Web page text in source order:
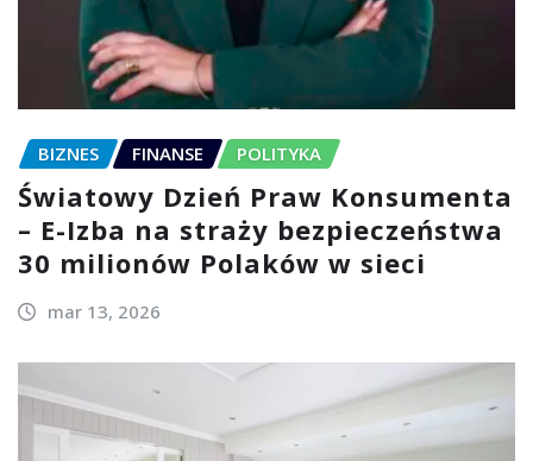
BIZNES FINANSE POLITYKA
Światowy Dzień Praw Konsumenta
– E-Izba na straży bezpieczeństwa
30 milionów Polaków w sieci
mar 13, 2026